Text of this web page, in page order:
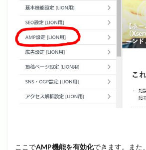
ここでAMP機能を有効化できます。また、